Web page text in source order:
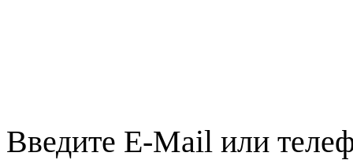
Введите E-Mail или